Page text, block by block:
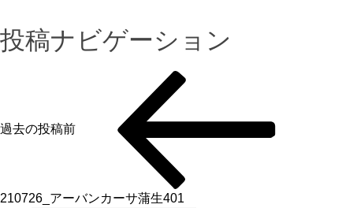
投稿ナビゲーション
過去の投稿前
210726_アーバンカーサ蒲生401